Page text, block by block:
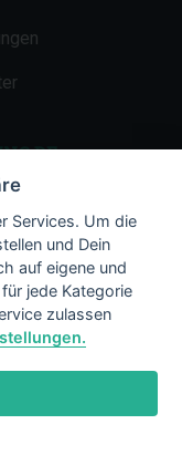
Services. Um die
und Dein
auf eigene und
jede Kategorie
zulassen